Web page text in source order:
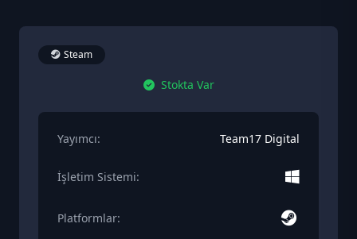
Steam
Stokta Var
Yayımcı: Team17 Digital
İşletim Sistemi:
Platformlar: